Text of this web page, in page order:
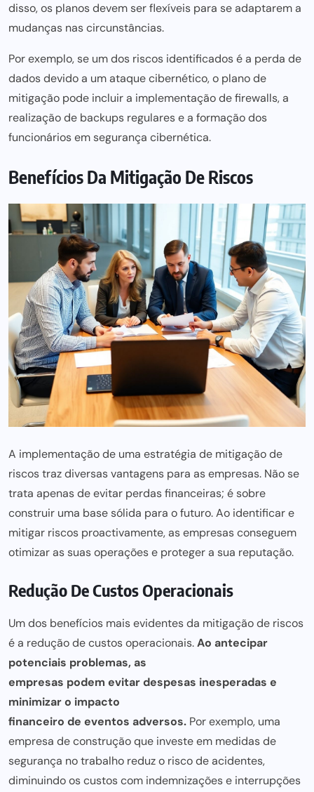
disso, os planos devemser flexíveis para se adaptarem a
mudanças nas circunstâncias.
Por exemplo, se um dos riscos identificados é a perda de
dados devido a um ataque cibernético, o plano de
mitigação pode incluir a implementação de firewalls, a
realização de backups regulares e a formação dos
funcionários em segurança cibernética.
Benefícios Da Mitigação De Riscos
A implementação de uma estratégia de mitigação de
riscos traz diversas vantagens para as empresas. Não se
trata apenas de evitar perdas financeiras; é sobre
construir uma base sólida para o futuro. Ao identificar e
mitigar riscos proactivamente, as empresas conseguem
otimizar as suas operações e proteger a sua reputação.
Redução De Custos Operacionais
Um dos benefícios mais evidentes da mitigação de riscos
é a redução de custos operacionais.Ao antecipar
potenciais problemas, as
empresas podem evitar despesas inesperadas e
minimizar o impacto
financeiro de eventos adversos. Por exemplo, uma
empresa de construção que investe em medidas de
segurança no trabalho reduz o risco de acidentes,
diminuindo os custos com indemnizações e interrupções